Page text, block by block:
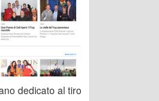
dedicato al tiro